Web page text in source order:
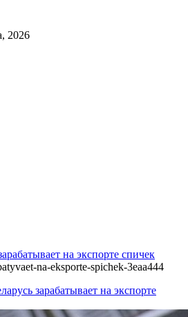
2026
на экспорте спичек
na-eksporte-spichek-3eaa444
зарабатывает на экспорте